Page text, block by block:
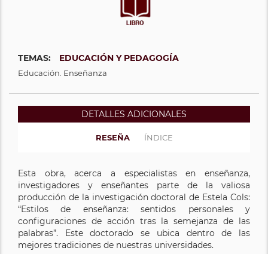
TEMAS: EDUCACIÓN Y PEDAGOGÍA
Educación. Enseñanza
DETALLES ADICIONALES
RESEÑA ÍNDICE
Esta obra, acerca a especialistas en enseñanza,
investigadores y enseñantes parte de la valiosa
producción de la investigación doctoral de Estela Cols:
“Estilos de enseñanza: sentidos personales y
configuraciones de acción tras la semejanza de las
palabras”. Este doctorado se ubica dentro de las
mejores tradiciones de nuestras universidades.